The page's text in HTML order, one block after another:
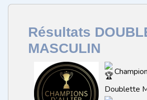
Résultats
MASCULIN
Doublette